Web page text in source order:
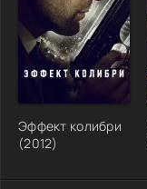
Эффект колибри
(2012)